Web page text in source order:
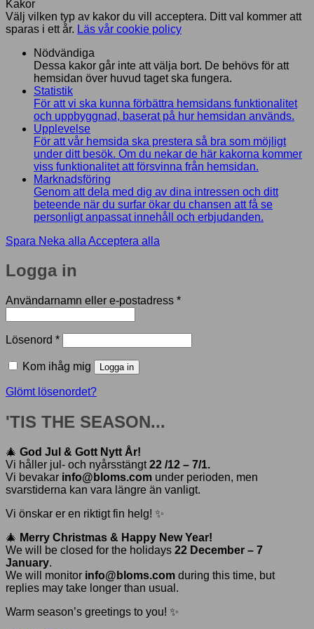
Kakor
Välj vilken typ av kakor du vill acceptera. Ditt val kommer att
sparas i ett år. Läs vår cookie policy
Nödvändiga
Dessa kakor går inte att välja bort. De behövs för att
hemsidan över huvud taget ska fungera.
Statistik
För att vi ska kunna förbättra hemsidans funktionalitet
och uppbyggnad, baserat på hur hemsidan används.
Upplevelse
För att vår hemsida ska prestera så bra som möjligt
under ditt besök. Om du nekar de här kakorna kommer
viss funktionalitet att försvinna från hemsidan.
Marknadsföring
Genom att dela med dig av dina intressen och ditt
beteende när du surfar ökar du chansen att få se
personligt anpassat innehåll och erbjudanden.
Spara Neka alla Acceptera alla
Logga in
Användarnamn eller e-postadress *Obligatoriskt
Lösenord *Obligatoriskt
Kom ihåg mig Logga in
Glömt lösenordet?
'TIS THE SEASON...
🎄 God Jul & Gott Nytt År!
Vi håller jul- och nyårsstängt22 /12 – 7/1.
Vi bevakar info@bloms.com under perioden, men
svarstiderna kan vara längre än vanligt.
Vi önskar er en riktigt fin helg! ✨
🎄 Merry Christmas & Happy New Year!
We will be closed for the holidays 22 December – 7
January.
We will monitor info@bloms.com during this time, but
replies may take longer than usual.
Warm season’s greetings to you! ✨